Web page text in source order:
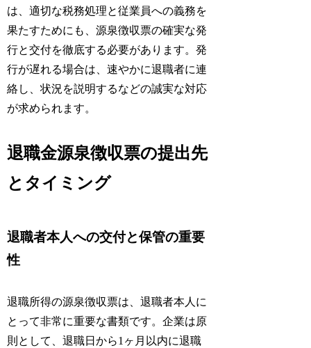
は、適切な税務処理と従業員への義務を
果たすためにも、源泉徴収票の確実な発
行と交付を徹底する必要があります。発
行が遅れる場合は、速やかに退職者に連
絡し、状況を説明するなどの誠実な対応
が求められます。
退職金源泉徴収票の提出先
とタイミング
退職者本人への交付と保管の重要
性
退職所得の源泉徴収票は、退職者本人に
とって非常に重要な書類です。企業は原
則として、退職日から1ヶ月以内に退職